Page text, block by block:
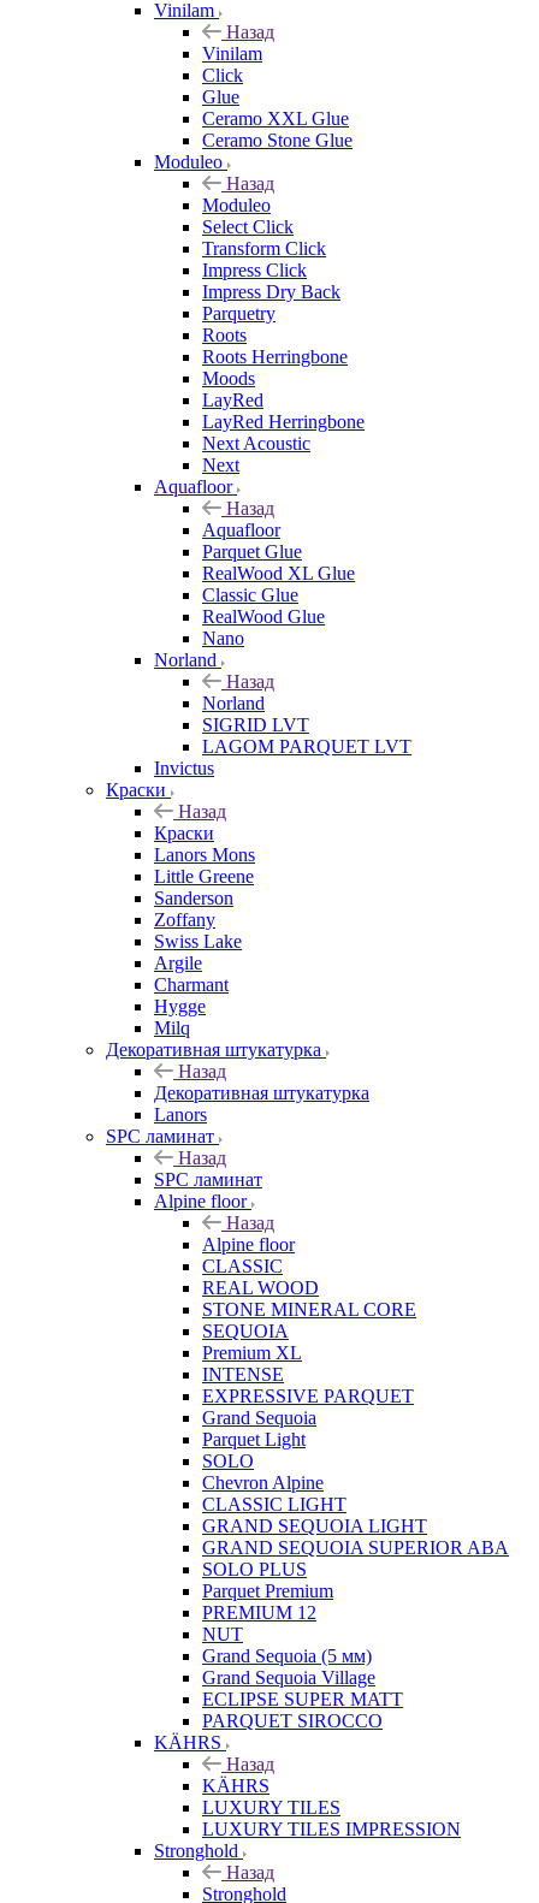
Vinilam
Назад
Vinilam
Click
Glue
Ceramo XXL Glue
Ceramo Stone Glue
Moduleo
Назад
Moduleo
Select Click
Transform Click
Impress Click
Impress Dry Back
Parquetry
Roots
Roots Herringbone
Moods
LayRed
LayRed Herringbone
Next Acoustic
Next
Aquafloor
Назад
Aquafloor
Parquet Glue
RealWood XL Glue
Classic Glue
RealWood Glue
Nano
Norland
Назад
Norland
SIGRID LVT
LAGOM PARQUET LVT
Invictus
Краски
Назад
Краски
Lanors Mons
Little Greene
Sanderson
Zoffany
Swiss Lake
Argile
Charmant
Hygge
Milq
Декоративная штукатурка
Назад
Декоративная штукатурка
Lanors
SPC ламинат
Назад
SPC ламинат
Alpine floor
Назад
Alpine floor
CLASSIC
REAL WOOD
STONE MINERAL CORE
SEQUOIA
Premium XL
INTENSE
EXPRESSIVE PARQUET
Grand Sequoia
Parquet Light
SOLO
Chevron Alpine
CLASSIC LIGHT
GRAND SEQUOIA LIGHT
GRAND SEQUOIA SUPERIOR ABA
SOLO PLUS
Parquet Premium
PREMIUM 12
NUT
Grand Sequoia (5 мм)
Grand Sequoia Village
ECLIPSE SUPER MATT
PARQUET SIROCCO
KÄHRS
Назад
KÄHRS
LUXURY TILES
LUXURY TILES IMPRESSION
Stronghold
Назад
Stronghold